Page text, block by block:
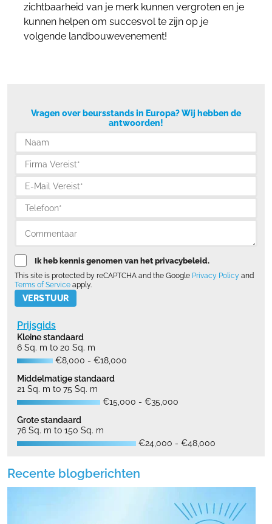
zichtbaarheid van je merk kunnen vergroten en je
kunnen helpen om succesvol te zijn op je
volgende landbouwevenement!
Vragen over beursstands in Europa? Wij hebben de
antwoorden!
Ik heb kennis genomen van het privacybeleid.
This site is protected by reCAPTCHA and the Google Privacy Policy and
Terms of Service apply.
Please leave this field empty.
Prijsgids
Kleine standaard
6 Sq. m to 20 Sq. m
€8,000 - €18,000
Middelmatige standaard
21 Sq. m to 75 Sq. m
€15,000 - €35,000
Grote standaard
76 Sq. m to 150 Sq. m
€24,000 - €48,000
Recente blogberichten